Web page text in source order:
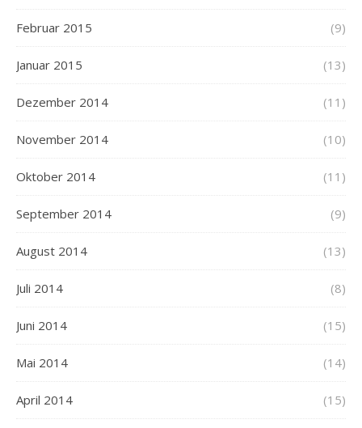
Februar 2015 (9)
Januar 2015 (13)
Dezember 2014 (11)
November 2014 (10)
Oktober 2014 (11)
September 2014 (9)
August 2014 (13)
Juli 2014 (8)
Juni 2014 (15)
Mai 2014 (14)
April 2014 (15)